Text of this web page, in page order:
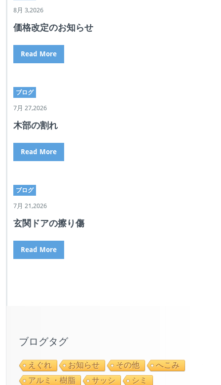
8月 3,2026
価格改定のお知らせ
Read More
ブログ
7月 27,2026
木部の割れ
Read More
ブログ
7月 21,2026
玄関ドアの擦り傷
Read More
ブログタグ
えぐれ お知らせ その他
へこみ
アルミ・樹脂
サッシ
シミ